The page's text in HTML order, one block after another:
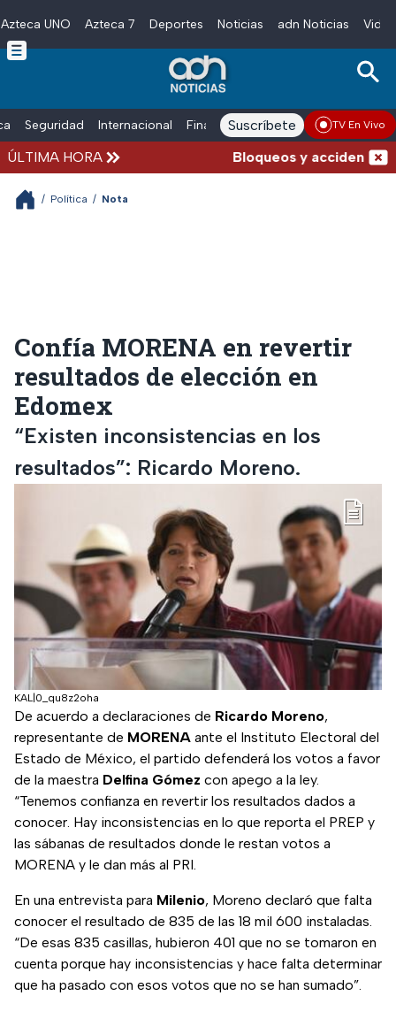
Skip to main content
Azteca UNO Azteca 7 Deportes Noticias adn Noticias
Seguridad Internacional Finanzas adn Noticias Radio
Suscríbete TV En Vivo
ÚLTIMA HORA Bloqueos y accidentes
/ Política / Nota
Confía MORENA en revertir
resultados de elección en
Edomex
“Existen inconsistencias en los
resultados”: Ricardo Moreno.
KAL|0_qu8z2oha
De acuerdo a declaraciones de Ricardo Moreno,
representante de MORENA ante el Instituto Electoral del
Estado de México, el partido defenderá los votos a favor
de la maestra Delfina Gómez con apego a la ley.
“Tenemos confianza en revertir los resultados dados a
conocer. Hay inconsistencias en lo que reporta el PREP y
las sábanas de resultados donde le restan votos a
MORENA y le dan más al PRI.
En una entrevista para Milenio, Moreno declaró que falta
conocer el resultado de 835 de las 18 mil 600 instaladas.
“De esas 835 casillas, hubieron 401 que no se tomaron en
cuenta porque hay inconsistencias y hace falta determinar
que ha pasado con esos votos que no se han sumado”.